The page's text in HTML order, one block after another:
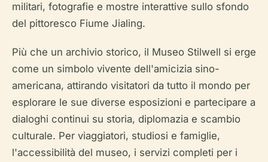
militari, fotografie e mostre interattive sullo sfondo
del pittoresco Fiume Jialing.
Più che un archivio storico, il Museo Stilwell si erge
come un simbolo vivente dell'amicizia sino-
americana, attirando visitatori da tutto il mondo per
esplorare le sue diverse esposizioni e partecipare a
dialoghi continui su storia, diplomazia e scambio
culturale. Per viaggiatori, studiosi e famiglie,
l'accessibilità del museo, i servizi completi per i